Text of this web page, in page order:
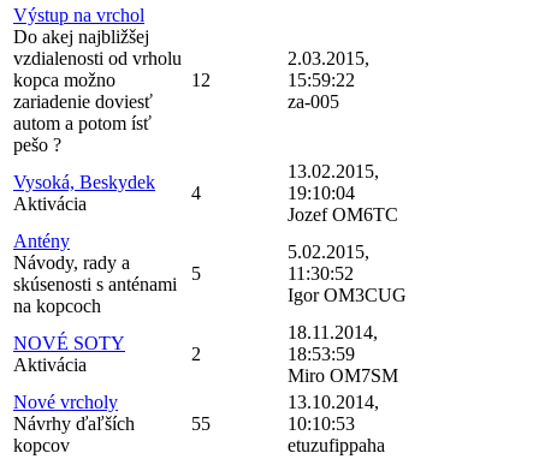
Výstup na vrchol
Do akej najbližšej
vzdialenosti od vrholu
kopca možno
zariadenie doviesť
autom a potom ísť
pešo ?
12
2.03.2015,
15:59:22
za-005
Vysoká, Beskydek
Aktivácia
4
13.02.2015,
19:10:04
Jozef OM6TC
Antény
Návody, rady a
skúsenosti s anténami
na kopcoch
5
5.02.2015,
11:30:52
Igor OM3CUG
NOVÉ SOTY
Aktivácia
2
18.11.2014,
18:53:59
Miro OM7SM
Nové vrcholy
Návrhy ďaľších
kopcov
55
13.10.2014,
10:10:53
etuzufippaha